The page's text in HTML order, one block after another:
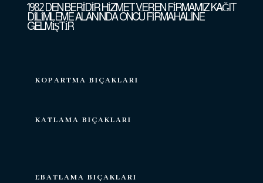
1982 DEN BERİDİR HİZMET VEREN FİRMAMIZ KAĞIT
DİLİMLEME ALANINDA ÖNCÜ FİRMA HALİNE
GELMİŞTİR
KOPARTMA BIÇAKLARI
KATLAMA BIÇAKLARI
EBATLAMA BIÇAKLARI